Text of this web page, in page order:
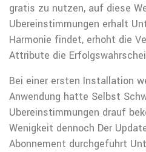
gratis zu nutzen, auf diese
Ubereinstimmungen erhalt
Harmonie findet, erhoht die
Attribute die
Bei einer ersten Installation
Anwendung hatte Selbst
Ubereinstimmungen drauf
Wenigkeit dennoch Der
Abonnement durchgefuhrt